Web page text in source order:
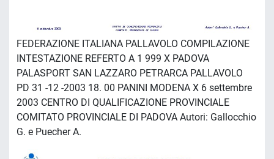
FEDERAZIONE ITALIANA PALLAVOLO COMPILAZIONE
INTESTAZIONE REFERTO A 1 999 X PADOVA
PALASPORT SAN LAZZARO PETRARCA PALLAVOLO
PD 31 -12 -2003 18. 00 PANINI MODENA X 6 settembre
2003 CENTRO DI QUALIFICAZIONE PROVINCIALE
COMITATO PROVINCIALE DI PADOVA Autori: Gallocchio
G. e Puecher A.